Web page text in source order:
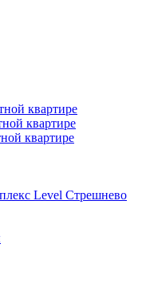
квартире
квартире
квартире
Level Стрешнево